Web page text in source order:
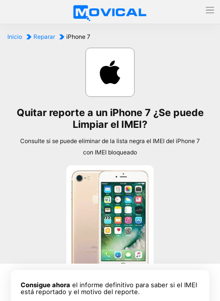
Inicio Reparar iPhone 7
Quitar reporte a un iPhone 7 ¿Se puede
Limpiar el IMEI?
Consulte si se puede eliminar de la lista negra el IMEI del iPhone 7
con IMEI bloqueado
Consigue ahora el informe definitivo para saber si el IMEI
está reportado y el motivo del reporte.